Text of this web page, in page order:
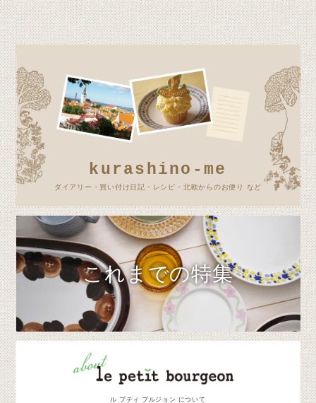
kurashino-me
ダイアリー・買い付け日記・レシピ・北欧からのお便り など
これまでの特集
ル プティ ブルジョン について